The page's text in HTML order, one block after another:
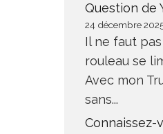
Question de
24 décembre
Il ne faut
rouleau se
Avec mon
sans...
Connaissez-